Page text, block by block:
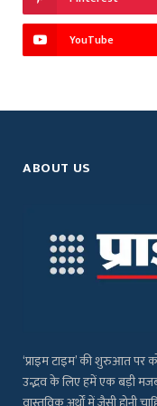
YouTube
ABOUT US
‘प्राइम टाइम’ की शुरुआत पर
उद्भव के लिए हमें एक बड़ी